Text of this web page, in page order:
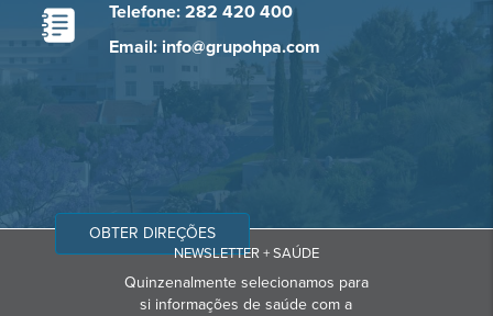
Telefone: 282 420 400
Email: info@grupohpa.com
OBTER DIREÇÕES
NEWSLETTER + SAÚDE
Quinzenalmente selecionamos para
si informações de saúde com a